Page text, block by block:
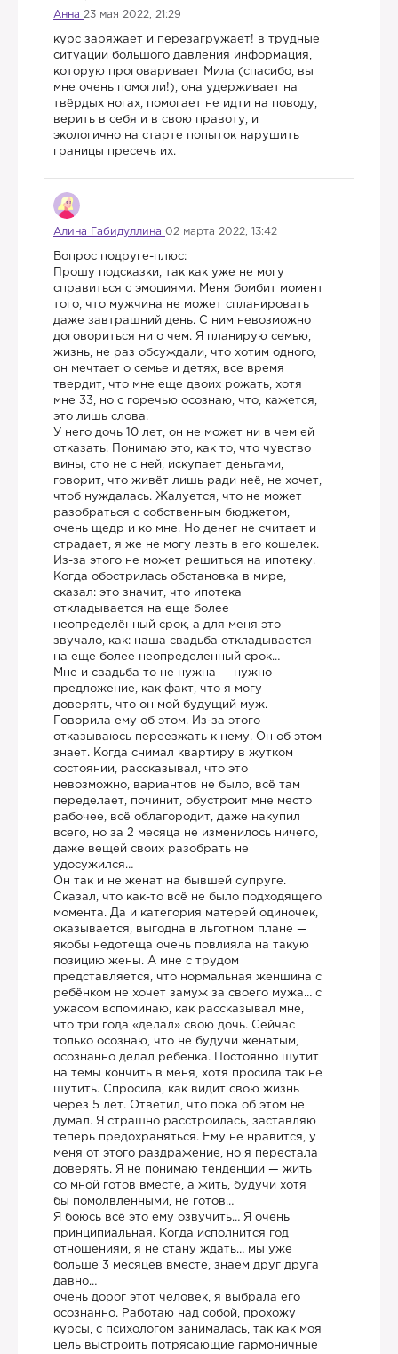
Анна 23 мая 2022, 21:29
курс заряжает и перезагружает! в трудные
ситуации большого давления информация,
которую проговаривает Мила (спасибо, вы
мне очень помогли!), она удерживает на
твёрдых ногах, помогает не идти на поводу,
верить в себя и в свою правоту, и
экологично на старте попыток нарушить
границы пресечь их.
Алина Габидуллина 02 марта 2022, 13:42
Вопрос подруге-плюс:
Прошу подсказки, так как уже не могу
справиться с эмоциями. Меня бомбит момент
того, что мужчина не может спланировать
даже завтрашний день. С ним невозможно
договориться ни о чем. Я планирую семью,
жизнь, не раз обсуждали, что хотим одного,
он мечтает о семье и детях, все время
твердит, что мне еще двоих рожать, хотя
мне 33, но с горечью осознаю, что, кажется,
это лишь слова.
У него дочь 10 лет, он не может ни в чем ей
отказать. Понимаю это, как то, что чувство
вины, сто не с ней, искупает деньгами,
говорит, что живёт лишь ради неё, не хочет,
чтоб нуждалась. Жалуется, что не может
разобраться с собственным бюджетом,
очень щедр и ко мне. Но денег не считает и
страдает, я же не могу лезть в его кошелек.
Из-за этого не может решиться на ипотеку.
Когда обострилась обстановка в мире,
сказал: это значит, что ипотека
откладывается на еще более
неопределённый срок, а для меня это
звучало, как: наша свадьба откладывается
на еще более неопределенный срок…
Мне и свадьба то не нужна — нужно
предложение, как факт, что я могу
доверять, что он мой будущий муж.
Говорила ему об этом. Из-за этого
отказываюсь переезжать к нему. Он об этом
знает. Когда снимал квартиру в жутком
состоянии, рассказывал, что это
невозможно, вариантов не было, всё там
переделает, починит, обустроит мне место
рабочее, всё облагородит, даже накупил
всего, но за 2 месяца не изменилось ничего,
даже вещей своих разобрать не
удосужился…
Он так и не женат на бывшей супруге.
Сказал, что как-то всё не было подходящего
момента. Да и категория матерей одиночек,
оказывается, выгодна в льготном плане —
якобы недотеща очень повлияла на такую
позицию жены. А мне с трудом
представляется, что нормальная женшина с
ребёнком не хочет замуж за своего мужа… с
ужасом вспоминаю, как рассказывал мне,
что три года «делал» свою дочь. Сейчас
только осознаю, что не будучи женатым,
осознанно делал ребенка. Постоянно шутит
на темы кончить в меня, хотя просила так не
шутить. Спросила, как видит свою жизнь
через 5 лет. Ответил, что пока об этом не
думал. Я страшно расстроилась, заставляю
теперь предохраняться. Ему не нравится, у
меня от этого раздражение, но я перестала
доверять. Я не понимаю тенденции — жить
со мной готов вместе, а жить, будучи хотя
бы помолвленными, не готов…
Я боюсь всё это ему озвучить… Я очень
принципиальная. Когда исполнится год
отношениям, я не стану ждать… мы уже
больше 3 месяцев вместе, знаем друг друга
давно…
очень дорог этот человек, я выбрала его
осознанно. Работаю над собой, прохожу
курсы, с психологом занималась, так как моя
цель выстроить потрясающие гармоничные